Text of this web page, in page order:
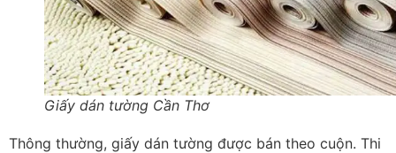
Giấy dán tường Cần Thơ
Thông thường, giấy dán tường được bán theo cuộn. Thi